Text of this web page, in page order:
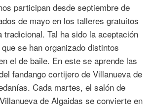
participan desde septiembre de
de mayo en los talleres gratuitos
tradicional. Tal ha sido la aceptación
se han organizado distintos
el de baile. En este se aprende las
fandango cortijero de Villanueva de
Cada martes, el salón de
de Algaidas se convierte en